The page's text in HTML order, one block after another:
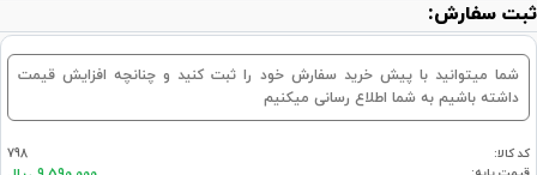
ثبت سفارش:
شما میتوانید با پیش خرید سفارش خود را ثبت کنید و چنانچه افزایش قیمت
داشته باشیم به شما اطلاع رسانی میکنیم
کد کالا:
798